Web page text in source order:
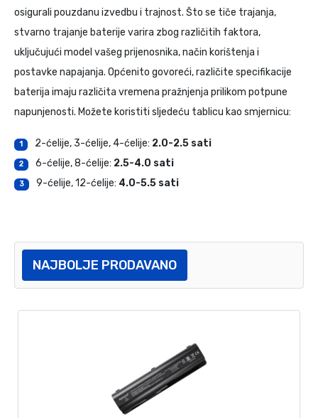
osigurali pouzdanu izvedbu i trajnost. Što se tiče trajanja,
stvarno trajanje baterije varira zbog različitih faktora,
uključujući model vašeg prijenosnika, način korištenja i
postavke napajanja. Općenito govoreći, različite specifikacije
baterija imaju različita vremena pražnjenja prilikom potpune
napunjenosti. Možete koristiti sljedeću tablicu kao smjernicu:
1 2-ćelije, 3-ćelije, 4-ćelije: 2.0-2.5 sati
2 6-ćelije, 8-ćelije: 2.5-4.0 sati
3 9-ćelije, 12-ćelije: 4.0-5.5 sati
NAJBOLJE PRODAVANO